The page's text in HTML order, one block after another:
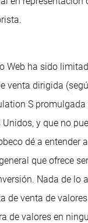
Web ha sido
venta dirigida
S
y que no
dé a entender
que ofrece
Nada de lo
de venta de
de valores en